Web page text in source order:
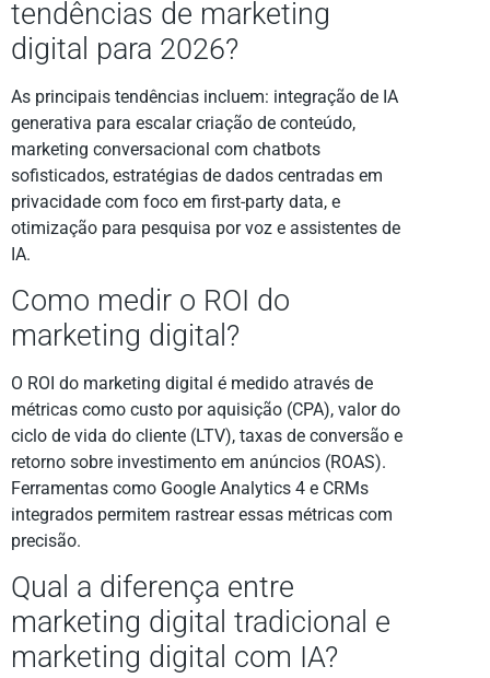
tendências de marketing
digital para 2026?
As principais tendências incluem: integração de IA
generativa para escalar criação de conteúdo,
marketing conversacional com chatbots
sofisticados, estratégias de dados centradas em
privacidade com foco em first-party data, e
otimização para pesquisa por voz e assistentes de
IA.
Como medir o ROI do
marketing digital?
O ROI do marketing digital é medido através de
métricas como custo por aquisição (CPA), valor do
ciclo de vida do cliente (LTV), taxas de conversão e
retorno sobre investimento em anúncios (ROAS).
Ferramentas como Google Analytics 4 e CRMs
integrados permitem rastrear essas métricas com
precisão.
Qual a diferença entre
marketing digital tradicional e
marketing digital com IA?